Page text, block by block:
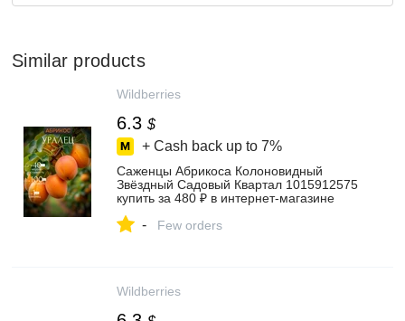
Similar products
Wildberries
6.3 $
+ Cash back up to 7%
Саженцы Абрикоса Колоновидный
Звёздный Садовый Квартал 1015912575
купить за 480 ₽ в интернет‑магазине
- Few orders
Wildberries